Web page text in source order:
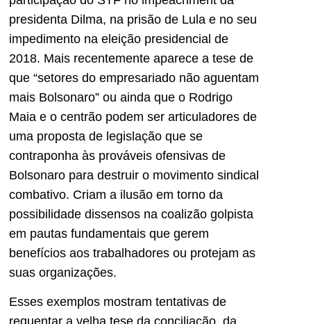
presidenta Dilma, na prisão de Lula e no seu
impedimento na eleição presidencial de
2018. Mais recentemente aparece a tese de
que “setores do empresariado não aguentam
mais Bolsonaro” ou ainda que o Rodrigo
Maia e o centrão podem ser articuladores de
uma proposta de legislação que se
contraponha às prováveis ofensivas de
Bolsonaro para destruir o movimento sindical
combativo. Criam a ilusão em torno da
possibilidade dissensos na coalizão golpista
em pautas fundamentais que gerem
benefícios aos trabalhadores ou protejam as
suas organizações.
Esses exemplos mostram tentativas de